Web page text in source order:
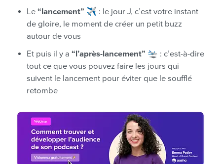
Le “lancement” ✈️ : le jour J, c’est votre instant
de gloire, le moment de créer un petit buzz
autour de vous
Et puis il y a “l’après-lancement” 🛬 : c’est-à-dire
tout ce que vous pouvez faire les jours qui
suivent le lancement pour éviter que le soufflé
retombe